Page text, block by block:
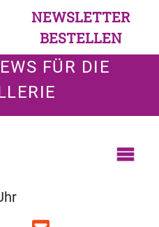
NEWSLETTER
BESTELLEN
FÜR DIE